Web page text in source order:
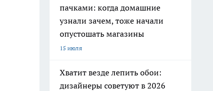
пачками: когда домашние
узнали зачем, тоже начали
опустошать магазины
15 июля
Хватит везде лепить обои:
дизайнеры советуют в 2026